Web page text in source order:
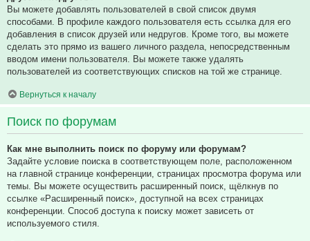
Вы можете добавлять пользователей в свой список двумя
способами. В профиле каждого пользователя есть ссылка для его
добавления в список друзей или недругов. Кроме того, вы можете
сделать это прямо из вашего личного раздела, непосредственным
вводом имени пользователя. Вы можете также удалять
пользователей из соответствующих списков на той же странице.
Вернуться к началу
Поиск по форумам
Как мне выполнить поиск по форуму или форумам?
Задайте условие поиска в соответствующем поле, расположенном
на главной странице конференции, страницах просмотра форума или
темы. Вы можете осуществить расширенный поиск, щёлкнув по
ссылке «Расширенный поиск», доступной на всех страницах
конференции. Способ доступа к поиску может зависеть от
используемого стиля.